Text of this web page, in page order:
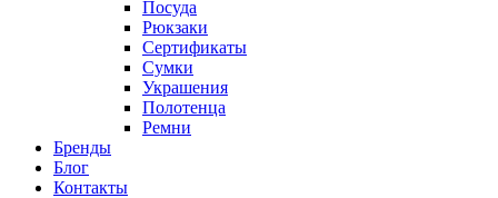
Посуда
Рюкзаки
Сертификаты
Сумки
Украшения
Полотенца
Ремни
Бренды
Блог
Контакты